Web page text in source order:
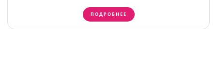
ПОДРОБНЕЕ